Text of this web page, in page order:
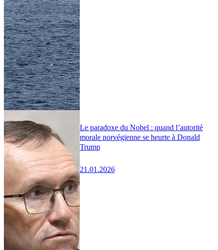
Le paradoxe du Nobel : quand l’autorité
morale norvégienne se heurte à Donald
Trump
21.01.2026